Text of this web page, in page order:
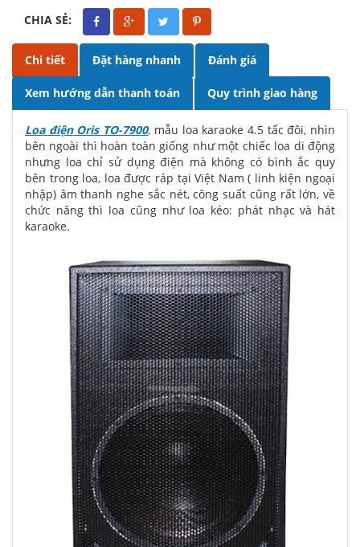
CHIA SẺ:
Chi tiết Đặt hàng nhanh Đánh giá
Xem hướng dẫn thanh toán Quy trình giao hàng
Loa điệnOris TO-7900, mẫu loa karaoke 4.5 tấc đôi, nhìn
bên ngoài thì hoàn toàn giống như một chiếc loa di động
nhưng loa chỉ sử dụng điện mà không có bình ắc quy
bên trong loa, loa được ráp tại Việt Nam ( linh kiện ngoại
nhập) âm thanh nghe sắc nét, công suất cũng rất lớn, về
chức năng thì loa cũng như loa kéo: phát nhạc và hát
karaoke.